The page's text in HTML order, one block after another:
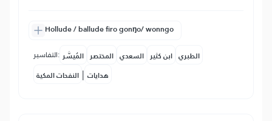
Hollude / ballude firo gonŋo/ wonngo
التفاسير: المُيسَّر المختصر السعدي ابن كثير الطبري
النفحات المكية | هدايات